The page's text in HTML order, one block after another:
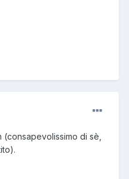
di sè,